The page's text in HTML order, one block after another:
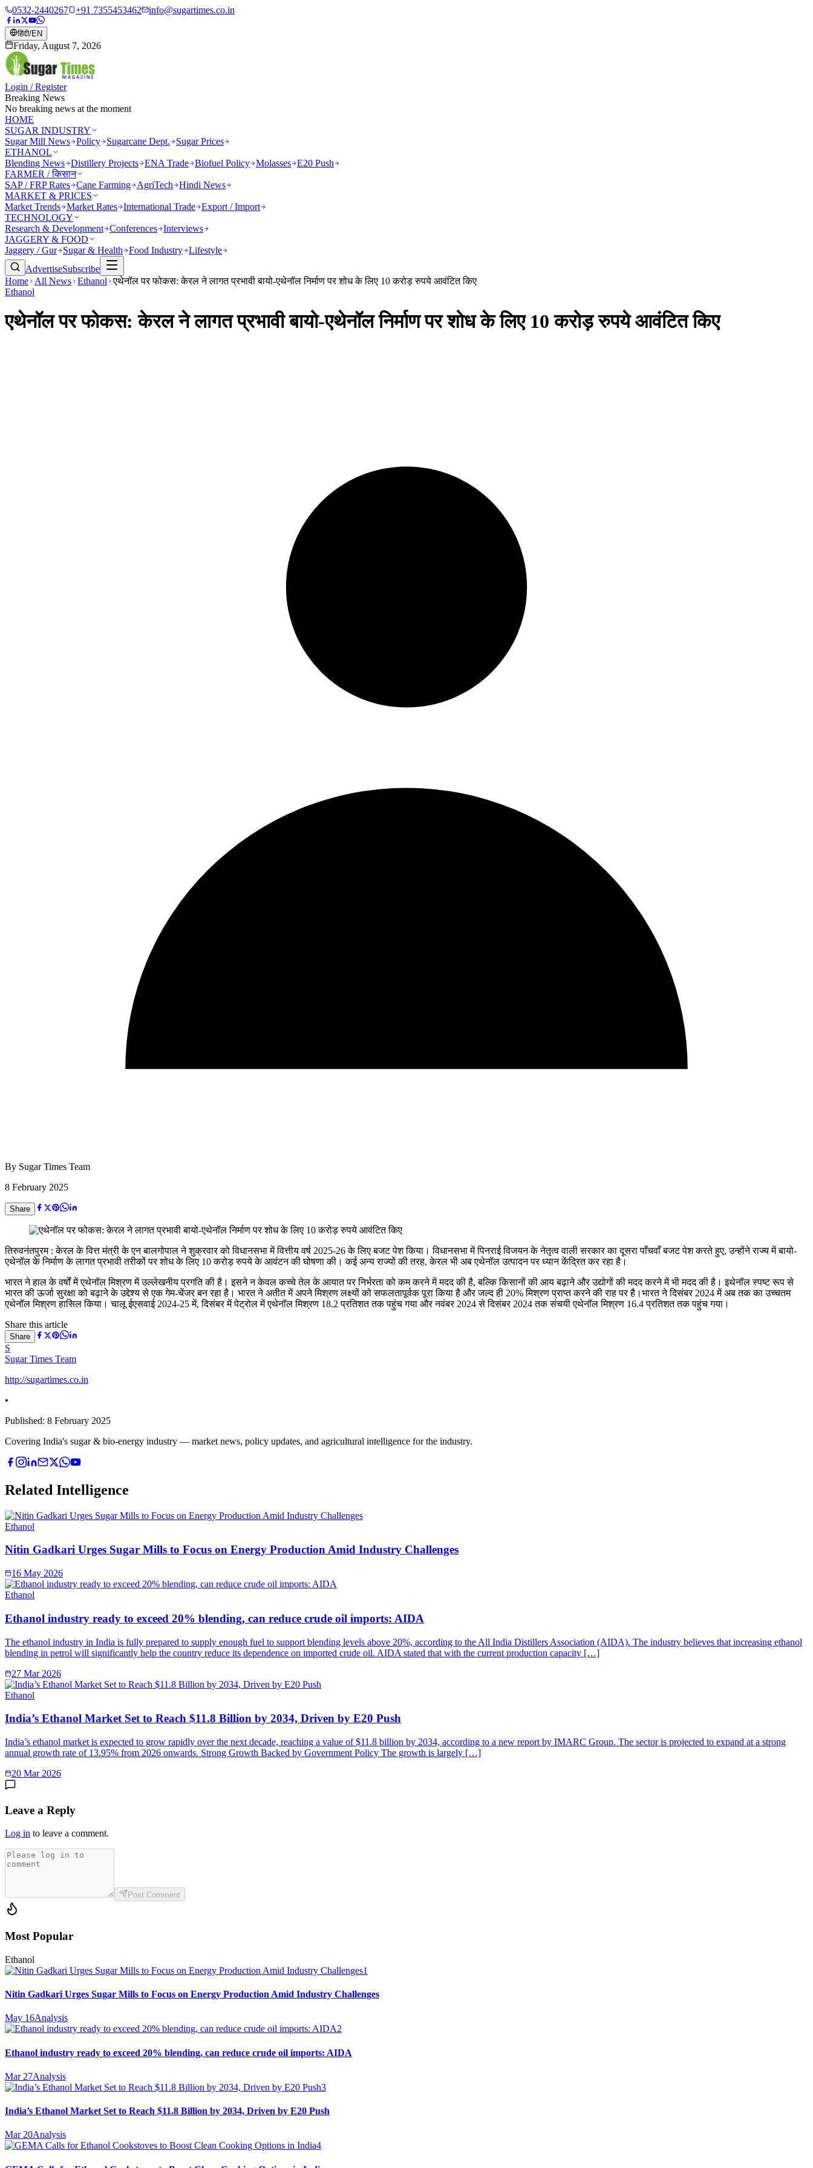
0532-2440267 +91 7355453462 info@sugartimes.co.in
हिंदी/EN
Friday, August 7, 2026
Login / Register
Breaking News
No breaking news at the moment
HOME
SUGAR INDUSTRY
Sugar Mill News Policy Sugarcane Dept.
Sugar Prices
ETHANOL
Blending News Distillery Projects ENA Trade Biofuel Policy Molasses E20 Push
FARMER / किसान
SAP / FRP Rates Cane Farming AgriTech
Hindi News
MARKET & PRICES
Market Trends Market Rates International Trade Export / Import
TECHNOLOGY
Research & Development Conferences Interviews
JAGGERY & FOOD
Jaggery / Gur
Sugar & Health Food Industry Lifestyle
AdvertiseSubscribe
Home
All News Ethanol
एथेनॉल पर फोकस: केरल ने लागत प्रभावी बायो-एथेनॉल निर्माण पर शोध के लिए 10 करोड़ रुपये आवंटित किए
Ethanol
एथेनॉल पर फोकस: केरल ने लागत प्रभावी बायो-एथेनॉल निर्माण पर शोध के लिए 10 करोड़ रुपये आवंटित किए
By Sugar Times Team
8 February 2025
Share
तिरुवनंतपुरम : केरल के वित्त मंत्री के एन बालगोपाल ने शुक्रवार को विधानसभा में वित्तीय वर्ष 2025-26 के लिए बजट पेश किया। विधानसभा में पिनराई विजयन के नेतृत्व वाली सरकार का दूसरा पाँचवाँ बजट पेश करते हुए, उन्होंने राज्य में बायो-
एथेनॉल के निर्माण के लागत प्रभावी तरीकों पर शोध के लिए 10 करोड़ रुपये के आवंटन की घोषणा की। कई अन्य राज्यों की तरह, केरल भी अब एथेनॉल उत्पादन पर ध्यान केंद्रित कर रहा है।
भारत ने हाल के वर्षों में एथेनॉल मिश्रण में उल्लेखनीय प्रगति की है। इसने न केवल कच्चे तेल के आयात पर निर्भरता को कम करने में मदद की है, बल्कि किसानों की आय बढ़ाने और उद्योगों की मदद करने में भी मदद की है। इथेनॉल स्पष्ट रूप से
भारत की ऊर्जा सुरक्षा को बढ़ाने के उद्देश्य से एक गेम-चेंजर बन रहा है। भारत ने अतीत में अपने मिश्रण लक्ष्यों को सफलतापूर्वक पूरा किया है और जल्द ही 20% मिश्रण प्राप्त करने की राह पर है।भारत ने दिसंबर 2024 में अब तक का उच्चतम
एथेनॉल मिश्रण हासिल किया। चालू ईएसवाई 2024-25 में, दिसंबर में पेट्रोल में एथेनॉल मिश्रण 18.2 प्रतिशत तक पहुंच गया और नवंबर 2024 से दिसंबर 2024 तक संचयी एथेनॉल मिश्रण 16.4 प्रतिशत तक पहुंच गया।
Share this article
Share
S
Sugar Times Team
http://sugartimes.co.in
•
Published: 8 February 2025
Covering India's sugar & bio-energy industry — market news, policy updates, and agricultural intelligence for the industry.
Related Intelligence
Ethanol
Nitin Gadkari Urges Sugar Mills to Focus on Energy Production Amid Industry Challenges
16 May 2026
Ethanol
Ethanol industry ready to exceed 20% blending, can reduce crude oil imports: AIDA
The ethanol industry in India is fully prepared to supply enough fuel to support blending levels above 20%, according to the All India Distillers Association (AIDA). The industry believes that increasing ethanol
blending in petrol will significantly help the country reduce its dependence on imported crude oil. AIDA stated that with the current production capacity […]
27 Mar 2026
Ethanol
India’s Ethanol Market Set to Reach $11.8 Billion by 2034, Driven by E20 Push
India’s ethanol market is expected to grow rapidly over the next decade, reaching a value of $11.8 billion by 2034, according to a new report by IMARC Group. The sector is projected to expand at a strong
annual growth rate of 13.95% from 2026 onwards. Strong Growth Backed by Government Policy The growth is largely […]
20 Mar 2026
Leave a Reply
Log in to leave a comment.
Post Comment
Most Popular
Ethanol
1
Nitin Gadkari Urges Sugar Mills to Focus on Energy Production Amid Industry Challenges
May 16Analysis
2
Ethanol industry ready to exceed 20% blending, can reduce crude oil imports: AIDA
Mar 27Analysis
3
India’s Ethanol Market Set to Reach $11.8 Billion by 2034, Driven by E20 Push
Mar 20Analysis
4